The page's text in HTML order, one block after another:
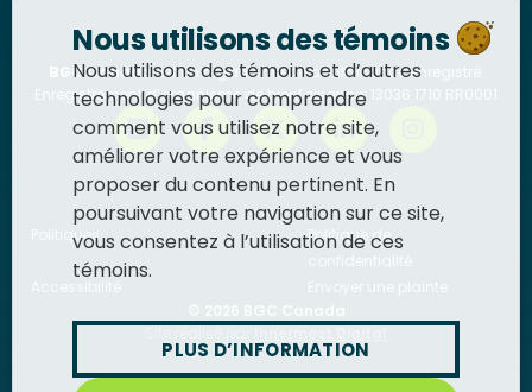
BGC Canadaest un organisme de bienfaisance enregistré.
Enregistrement d’organisme de bienfaisance: 13036 1710 RR0001
Politiques
Politique de
Nous utilisons des témoins
Nous utilisons des témoins et d’autres
technologies pour comprendre
comment vous utilisez notre site,
améliorer votre expérience et vous
proposer du contenu pertinent. En
poursuivant votre navigation sur ce site,
vous consentez à l’utilisation de ces
témoins.
PLUS D’INFORMATION